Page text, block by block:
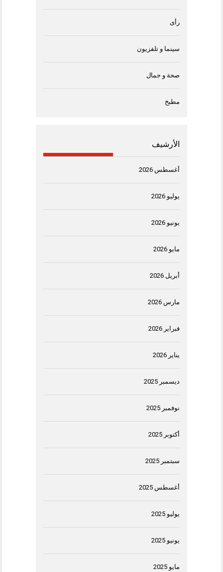
رأى
سينما و تلفزيون
صحة و جمال
مطبخ
الأرشيف
أغسطس 2026
يوليو 2026
يونيو 2026
مايو 2026
أبريل 2026
مارس 2026
فبراير 2026
يناير 2026
ديسمبر 2025
نوفمبر 2025
أكتوبر 2025
سبتمبر 2025
أغسطس 2025
يوليو 2025
يونيو 2025
مايو 2025